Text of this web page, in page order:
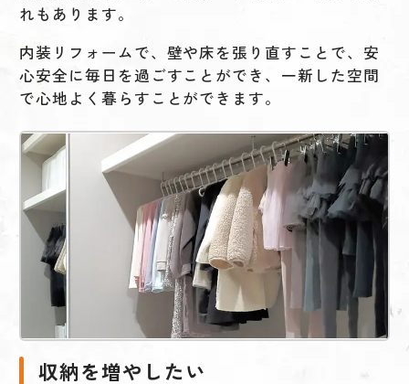
れもあります。
内装リフォームで、壁や床を張り直すことで、安
心安全に毎日を過ごすことができ、一新した空間
で心地よく暮らすことができます。
収納を増やしたい